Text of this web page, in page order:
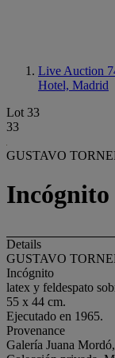
Live Auction
Hotel, Madrid
Lot 33
33
GUSTAVO
Incógnito
Details
GUSTAVO
Incógnito
latex y feldespato
55 x 44 cm.
Ejecutado en 1965.
Provenance
Galería Juana